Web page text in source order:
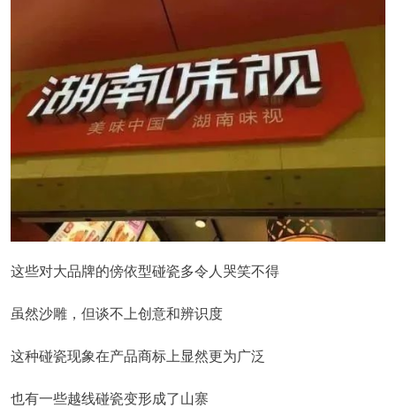
这些对大品牌的傍依型碰瓷多令人哭笑不得
虽然沙雕，但谈不上创意和辨识度
这种碰瓷现象在产品商标上显然更为广泛
也有一些越线碰瓷变形成了山寨